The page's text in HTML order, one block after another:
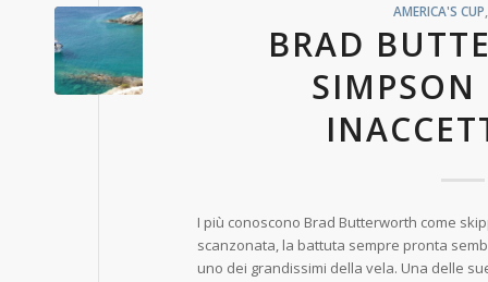
AMERICA'S CUP
BRAD
SIMPSON
I più conoscono Brad Butterworth come
scanzonata, la battuta sempre pronta
uno dei grandissimi della vela. Una delle